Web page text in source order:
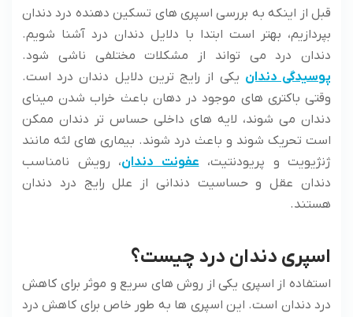
قبل از اینکه به بررسی اسپری های تسکین دهنده درد دندان
بپردازیم، بهتر است ابتدا با دلایل دندان درد آشنا شویم.
دندان درد می تواند از مشکلات مختلفی ناشی شود.
پوسیدگی دندان یکی از رایج ترین دلایل دندان درد است.
وقتی باکتری های موجود در دهان باعث خراب شدن مینای
دندان می شوند، لایه های داخلی حساس تر دندان ممکن
است تحریک شوند و باعث درد شوند. بیماری های لثه مانند
ژنژیویت و پریودنتیت، عفونت دندان، رویش نامناسب
دندان عقل و حساسیت دندانی از علل رایج درد دندان
هستند.
اسپری دندان درد چیست؟
استفاده از اسپری یکی از روش های سریع و موثر برای کاهش
درد دندان است. این اسپری ها به طور خاص برای کاهش درد